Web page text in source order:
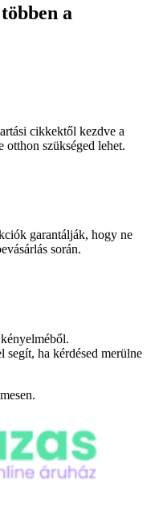
a
cikkektől kezdve a
otthon szükséged lehet.
garantálják, hogy ne
során.
ha kérdésed merülne